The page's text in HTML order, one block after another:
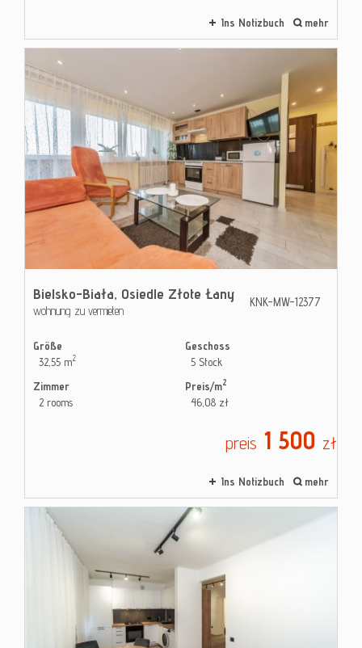
Ins Notizbuch mehr
Bielsko-Biała, Osiedle Złote Łany
wohnung zu vermieten
KNK-MW-12377
Größe
32,55 m2
Geschoss
5 Stock
Zimmer
2 rooms
Preis/m2
46,08 zł
preis 1 500 zł
Ins Notizbuch mehr